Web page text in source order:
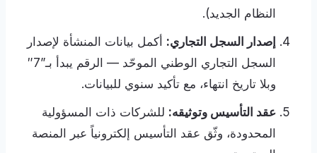
النظام الجديد).
إصدار السجل التجاري: أكمل بيانات المنشأة لإصدار
السجل التجاري الوطني الموحّد — الرقم يبدأ بـ”7″
وبلا تاريخ انتهاء، مع تأكيد سنوي للبيانات.
عقد التأسيس وتوثيقه: للشركات ذات المسؤولية
المحدودة، وثّق عقد التأسيس إلكترونياً عبر المنصة